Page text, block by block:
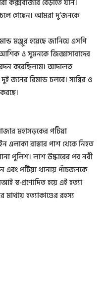
কক্সবাজার বেড়াতে যান।
গেছেন। আমরা দু’জনকে
মঞ্জুর হয়েছে জানিয়ে এসপি
ও সুমনকে জিজ্ঞাসাবাদের
করেছিলাম। আদালত
জনের রিমান্ড চলবে। সাব্বির ও
মহাসড়কের পটিয়া
এলাকা রাস্তার পাশ থেকে নিহত
পুলিশ। লাশ উদ্ধারের পর নবী
এবং পটিয়া থানায় পাঁচজনকে
স্ব-প্রণোদিত হয়ে এই হত্যা
মাথায় হত্যাকাণ্ডের রহস্য